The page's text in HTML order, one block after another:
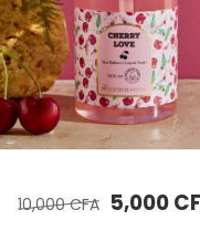
était : 10,000 CFA.
Le prix actuel est :